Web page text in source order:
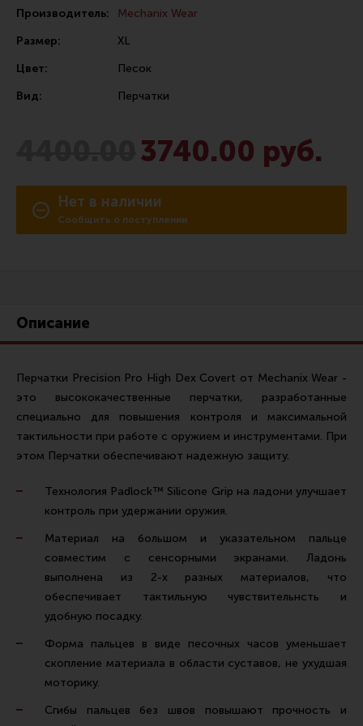
Сошки
Антабки и ремни
Фонари и ЛЦУ
Тюнинг для пистолетов
Магазин для тех, кто стреляет
Кобуры для IPSC
Паучеры и патронташи
Ремни для IPSC
Стрелковые таймеры
Другие аксессуары IPSC
Пневматика
Стрелковые очки
Кобуры
Подсумки
Перчатки
Защита головы
Производитель:
Mechanix Wear
Размер:
XL
Цвет:
Песок
Вид:
Перчатки
3740.00 руб.
Нет в наличии
Сообщить о поступлении
Описание
Перчатки Precision Pro High Dex Covert от Mechanix Wear -
это высококачественные перчатки, разработанные
специально для повышения контроля и максимальной
тактильности при работе с оружием и инструментами. При
этом Перчатки обеспечивают надежную защиту.
Технология Padlock™ Silicone Grip на ладони улучшает
контроль при удержании оружия.
Материал на большом и указательном пальце
совместим с сенсорными экранами. Ладонь
выполнена из 2-х разных материалов, что
обеспечивает тактильную чувствительнсть и
удобную посадку.
Форма пальцев в виде песочных часов уменьшает
скопление материала в области суставов, не ухудшая
моторику.
Сгибы пальцев без швов повышают прочность и